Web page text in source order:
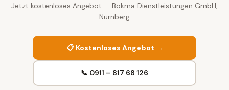
Jetzt kostenloses Angebot — Bokma Dienstleistungen GmbH,
Nürnberg
📋 Kostenloses Angebot →
📞 0911 – 817 68 126